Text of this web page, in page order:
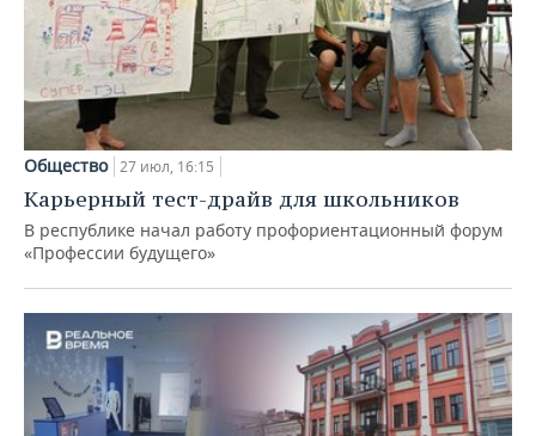
Общество 27 июл, 16:15
Карьерный тест-драйв для школьников
В республике начал работу профориентационный форум
«Профессии будущего»